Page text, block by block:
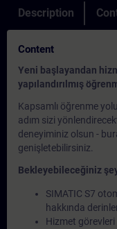
Description
Content
Yeni başlayandan
yapılandırılmış
Kapsamlı öğrenme
adım sizi
deneyiminiz olsun -
genişletebilirsiniz.
Bekleyebileceğiniz
SIMATIC S7
hakkında
Hizmet görevleri